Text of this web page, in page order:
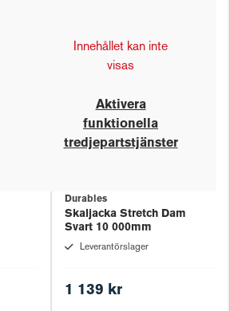
Innehållet kan inte
visas
Aktivera
funktionella
tredjepartstjänster
Durables
Skaljacka Stretch Dam
Svart 10 000mm
Leverantörslager
1 139 kr